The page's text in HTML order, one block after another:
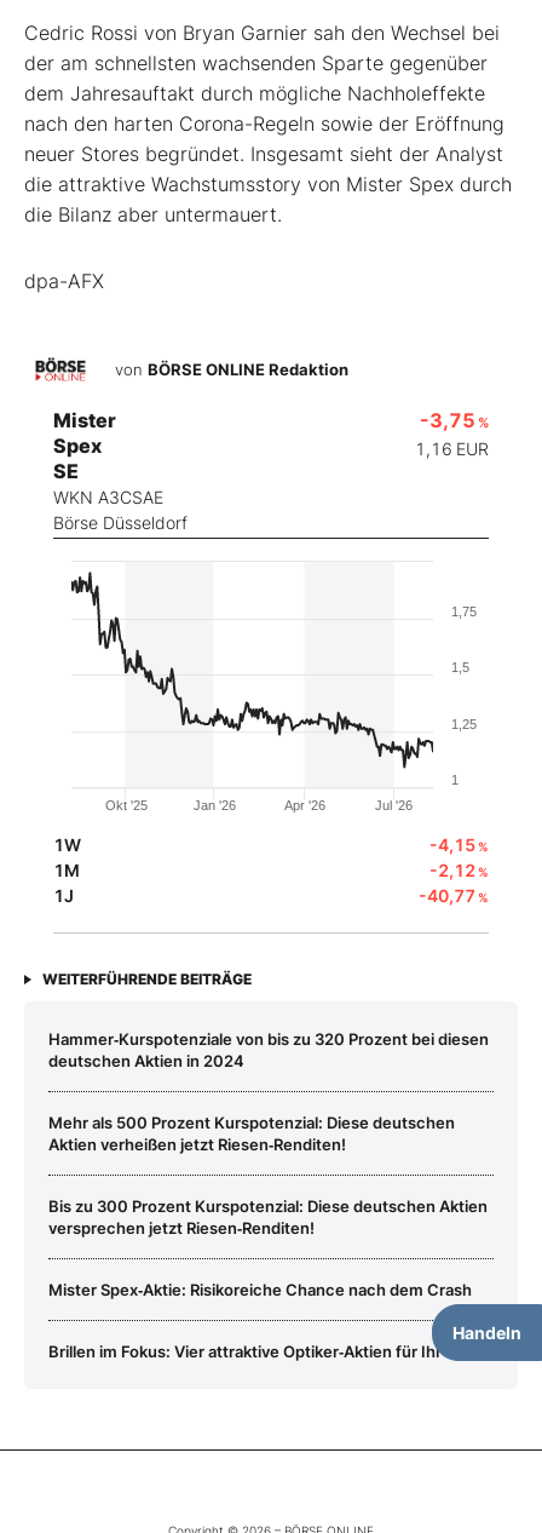
Cedric Rossi von Bryan Garnier sah den Wechsel bei
der am schnellsten wachsenden Sparte gegenüber
dem Jahresauftakt durch mögliche Nachholeffekte
nach den harten Corona-Regeln sowie der Eröffnung
neuer Stores begründet. Insgesamt sieht der Analyst
die attraktive Wachstumsstory von Mister Spex durch
die Bilanz aber untermauert.
dpa-AFX
von BÖRSE ONLINE Redaktion
Mister
Spex
SE
WKN A3CSAE
Börse Düsseldorf
-3,75 %
1,16 EUR
Handeln
Okt '25 Jan '26 Apr '26 Jul '26
1
1,25
1,5
1,75
1W -4,15%
1M -2,12%
1J -40,77 %
WEITERFÜHRENDE BEITRÄGE
Hammer‑Kurspotenziale von bis zu 320 Prozent bei diesen
deutschen Aktien in 2024
Mehr als 500 Prozent Kurspotenzial: Diese deutschen
Aktien verheißen jetzt Riesen‑Renditen!
Bis zu 300 Prozent Kurspotenzial: Diese deutschen Aktien
versprechen jetzt Riesen‑Renditen!
Mister Spex‑Aktie: Risikoreiche Chance nach dem Crash
Brillen im Fokus: Vier attraktive Optiker‑Aktien für Ihr Depot